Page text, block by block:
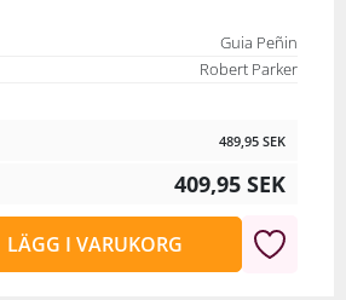
Guia Peñin
Robert Parker
489,95 SEK
409,95 SEK
LÄGG I VARUKORG